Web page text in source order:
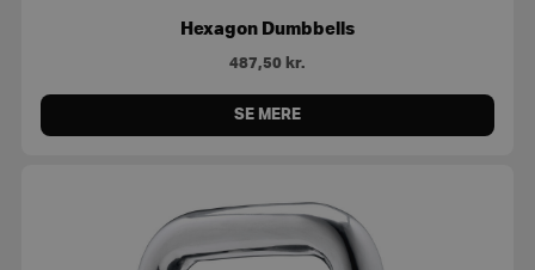
Hexagon Dumbbells
487,50 kr.
SE MERE